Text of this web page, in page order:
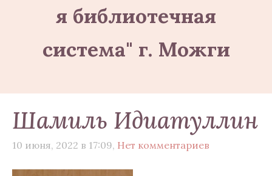
я библиотечная
система" г. Можги
Шамиль Идиатуллин
10 июня, 2022 в 17:09, Нет комментариев